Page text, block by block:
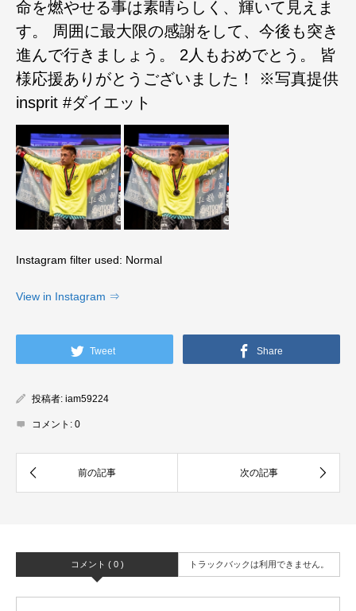
命を燃やせる事は素晴らしく、輝いて見えま
す。 周囲に最大限の感謝をして、今後も突き
進んで行きましょう。 2人もおめでとう。 皆
様応援ありがとうございました！ ※写真提供
insprit #ダイエット
Instagram filter used: Normal
View in Instagram ⇒
Tweet Share
投稿者: iam59224
コメント: 0
コメント ( 0 ) トラックバックは利用できません。